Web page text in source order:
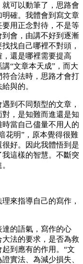
可以動筆了，思路會
確。我體會到寫文章
用正念對待，不是等
會，由講不好到逐漸
找自己哪裡不對頭，
還是哪裡需要提高
“文章本天成”，而大
合法時，思路才會打
與的。
到不同類型的文章，
，是知難而進還是知
當自己儘量不用人的
花明”，原本覺得很難
好。因此我體悟到是
這樣的智慧。不斷突
來指導自己的寫作，
的語氣，寫作的心
法的要求，是否為救
到應有的作用。“文
實法、為減少損失、